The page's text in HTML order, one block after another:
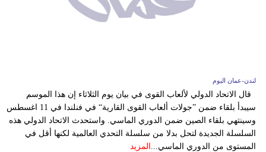
لندن-عمان اليوم
قال الاتحاد الدولي لألعاب القوى في بيان يوم الثلاثاء إن هذا الموسم
سيبدأ بلقاء ضمن ”جولات ألعاب القوى القارية“ في فنلندا في 11 اغسطس
وسينتهي بلقاء الصين ضمن الدوري الماسي. واستحدث الاتحاد الدولي هذه
السلسلة الجديدة لتحل بدلا من سلسلة التحدي العالمية لكنها أقل في
المستوى من الدوري الماسي... المزيد